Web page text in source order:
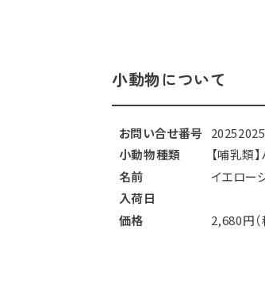
小動物について
お問い合せ番号
小動物種類
【哺乳類
名前
イエロー
入荷日
価格
2,680円（